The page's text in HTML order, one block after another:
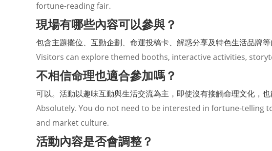
fortune-reading fair.
現場有哪些內容可以參與？
包含主題攤位、互動企劃、命運投稿卡、解惑分享及特色生活品牌等
Visitors can explore themed booths, interactive activities,
不相信命理也適合參加嗎？
可以。活動以趣味互動與生活交流為主，即使沒有接觸命理文化，也
Absolutely. You do not need to be interested in fortune-telling
and market culture.
活動內容是否會調整？